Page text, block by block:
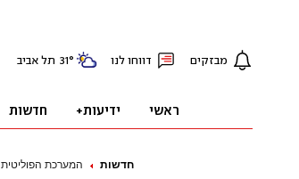
חדשות המערכת הפוליטית